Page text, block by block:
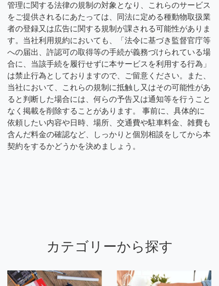
管理に関する法律の規制の対象となり、これらのサービス
をご提供されるにあたっては、同法に定める種動物取扱業
者の登録又は広告に関する規制が課される可能性がありま
す。当社利用規約においても、「法令に基づき監督官庁等
への届出、許認可の取得等の手続が義務づけられている場
合に、当該手続を履行せずに本サービスを利用する行為」
は禁止行為としておりますので、ご留意ください。また、
当社において、これらの規制に抵触し又はその可能性があ
ると判断した場合には、何らの予告又は通知等を行うこと
なく掲載を削除することがあります。 事前に、具体的に
依頼したい内容や日時、場所、交通費や駐車料金、雑費も
含んだ料金の確認など、しっかりと個別相談をしてから本
契約をするかどうかを決めましょう。
カテゴリーから探す